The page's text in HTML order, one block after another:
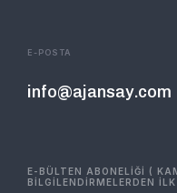
E-POSTA
info@ajansay.com
E-BÜLTEN ABONELİĞİ (
BİLGİLENDİRMELERDEN